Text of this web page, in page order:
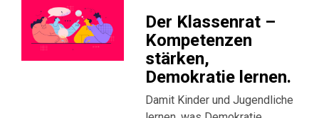
Der Klassenrat –
Kompetenzen
stärken,
Demokratie lernen.
Damit Kinder und Jugendliche